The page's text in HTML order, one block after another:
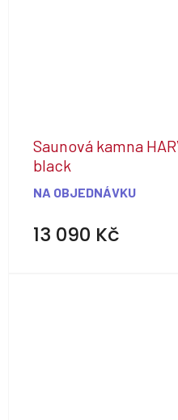
Saunová kamna
black
NA OBJEDNÁVKU
13 090 Kč